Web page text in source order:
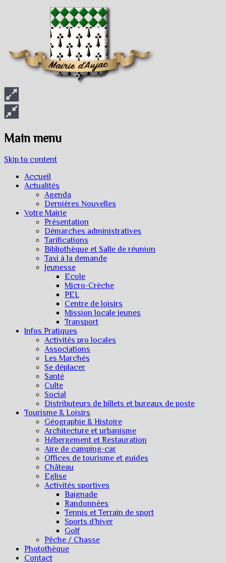
Main menu
Skip to content
Accueil
Actualités
Agenda
Dernières Nouvelles
Votre Mairie
Présentation
Démarches administratives
Tarifications
Bibliothèque et Salle de réunion
Taxi à la demande
Jeunesse
Ecole
Micro-Crèche
PEL
Centre de loisirs
Mission locale jeunes
Transport
Infos Pratiques
Activités pro locales
Associations
Les Marchés
Se déplacer
Santé
Culte
Social
Distributeurs de billets et bureaux de poste
Tourisme & Loisirs
Géographie & Histoire
Architecture et urbanisme
Hébergement et Restauration
Aire de camping-car
Offices de tourisme et guides
Château
Eglise
Activités sportives
Baignade
Randonnées
Tennis et Terrain de sport
Sports d’hiver
Golf
Pêche / Chasse
Photothèque
Contact